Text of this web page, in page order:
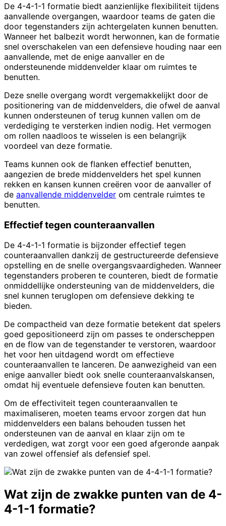
De 4-4-1-1 formatie biedt aanzienlijke flexibiliteit tijdens
aanvallende overgangen, waardoor teams de gaten die
door tegenstanders zijn achtergelaten kunnen benutten.
Wanneer het balbezit wordt herwonnen, kan de formatie
snel overschakelen van een defensieve houding naar een
aanvallende, met de enige aanvaller en de
ondersteunende middenvelder klaar om ruimtes te
benutten.
Deze snelle overgang wordt vergemakkelijkt door de
positionering van de middenvelders, die ofwel de aanval
kunnen ondersteunen of terug kunnen vallen om de
verdediging te versterken indien nodig. Het vermogen
om rollen naadloos te wisselen is een belangrijk
voordeel van deze formatie.
Teams kunnen ook de flanken effectief benutten,
aangezien de brede middenvelders het spel kunnen
rekken en kansen kunnen creëren voor de aanvaller of
de aanvallende middenvelder om centrale ruimtes te
benutten.
Effectief tegen counteraanvallen
De 4-4-1-1 formatie is bijzonder effectief tegen
counteraanvallen dankzij de gestructureerde defensieve
opstelling en de snelle overgangsvaardigheden. Wanneer
tegenstanders proberen te counteren, biedt de formatie
onmiddellijke ondersteuning van de middenvelders, die
snel kunnen teruglopen om defensieve dekking te
bieden.
De compactheid van deze formatie betekent dat spelers
goed gepositioneerd zijn om passes te onderscheppen
en de flow van de tegenstander te verstoren, waardoor
het voor hen uitdagend wordt om effectieve
counteraanvallen te lanceren. De aanwezigheid van een
enige aanvaller biedt ook snelle counteraanvalskansen,
omdat hij eventuele defensieve fouten kan benutten.
Om de effectiviteit tegen counteraanvallen te
maximaliseren, moeten teams ervoor zorgen dat hun
middenvelders een balans behouden tussen het
ondersteunen van de aanval en klaar zijn om te
verdedigen, wat zorgt voor een goed afgeronde aanpak
van zowel offensief als defensief spel.
Wat zijn de zwakke punten van de 4-
4-1-1 formatie?